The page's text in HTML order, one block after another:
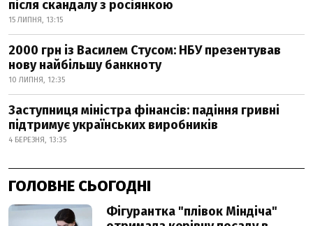
після скандалу з росіянкою
15 ЛИПНЯ, 13:15
2000 грн із Василем Стусом: НБУ презентував
нову найбільшу банкноту
10 ЛИПНЯ, 12:35
Заступниця міністра фінансів: падіння гривні
підтримує українських виробників
4 БЕРЕЗНЯ, 13:35
ГОЛОВНЕ СЬОГОДНІ
Фігурантка "плівок Міндіча"